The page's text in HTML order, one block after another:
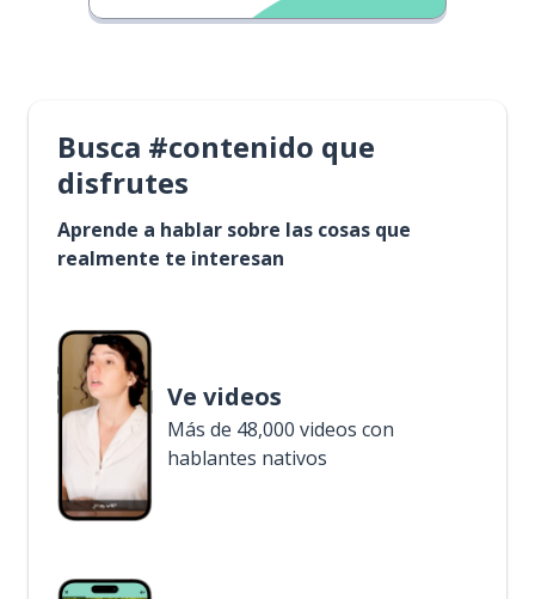
Busca #contenido que
disfrutes
Aprende a hablar sobre las cosas que
realmente te interesan
Ve videos
Más de 48,000 videos con
hablantes nativos